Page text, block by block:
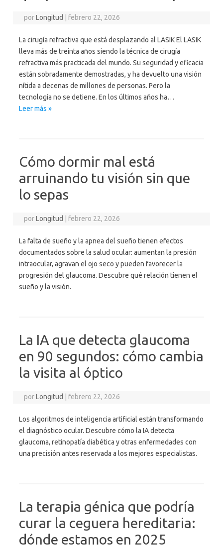
porLongitud febrero 22, 2026
La cirugía refractiva que está desplazando al LASIK El LASIK
lleva más de treinta años siendo la técnica de cirugía
refractiva más practicada del mundo. Su seguridad y eficacia
están sobradamente demostradas, y ha devuelto una visión
nítida a decenas de millones de personas. Pero la
tecnología no se detiene. En los últimos años ha…
Leer más »
Cómo dormir mal está
arruinando tu visión sin que
lo sepas
porLongitud febrero 22, 2026
La falta de sueño y la apnea del sueño tienen efectos
documentados sobre la salud ocular: aumentan la presión
intraocular, agravan el ojo seco y pueden favorecer la
progresión del glaucoma. Descubre qué relación tienen el
sueño y la visión.
La IA que detecta glaucoma
en 90 segundos: cómo cambia
la visita al óptico
porLongitud febrero 22, 2026
Los algoritmos de inteligencia artificial están transformando
el diagnóstico ocular. Descubre cómo la IA detecta
glaucoma, retinopatía diabética y otras enfermedades con
una precisión antes reservada a los mejores especialistas.
La terapia génica que podría
curar la ceguera hereditaria:
dónde estamos en 2025